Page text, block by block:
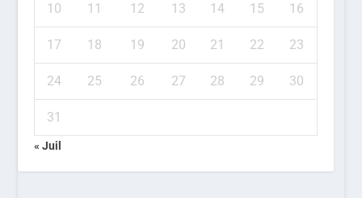
10 11 12 13 14 15 16
17 18 19 20 21 22 23
24 25 26 27 28 29 30
31
« Juil